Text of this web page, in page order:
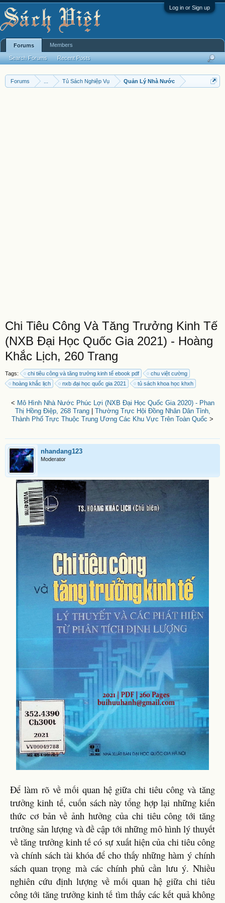
Log in or Sign up
Forums Tủ Sách Nghiệp Vụ Quản Lý Nhà Nước
Chi Tiêu Công Và Tăng Trưởng Kinh Tế
(NXB Đại Học Quốc Gia 2021) - Hoàng
Khắc Lịch, 260 Trang
Tags: chi tiêu công và tăng trưởng kinh tế ebook pdf
chu việt cường
hoàng khắc lịch
nxb đại học quốc gia 2021 tủ sách khoa học khxh
< Mô Hình Nhà Nước Phúc Lợi (NXB Đại Học Quốc Gia 2020) - Phan
Thị Hồng Điệp, 268 Trang| Thường Trực Hội Đồng Nhân Dân Tỉnh,
Thành Phố Trực Thuộc Trung Ương Các Khu Vực Trên Toàn Quốc >
nhandang123
Moderator
Để làm rõ về mối quan hệ giữa chi tiêu công và tăng
trưởng kinh tế, cuốn sách này tổng hợp lại những kiến
thức cơ bản về ảnh hưởng của chi tiêu công tới tăng
trưởng sản lượng và đề cập tới những mô hình lý thuyết
về tăng trưởng kinh tế có sự xuất hiện của chi tiêu công
và chính sách tài khóa để cho thấy những hàm ý chính
sách quan trọng mà các chính phủ cần lưu ý. Nhiều
nghiên cứu định lượng về mối quan hệ giữa chi tiêu
công tới tăng trưởng kinh tế tìm thấy các kết quả không
Forums
Search Forums Recent Posts
Members